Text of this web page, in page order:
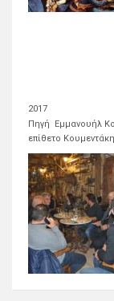
2017
Πηγή Εμμανουήλ
επίθετο